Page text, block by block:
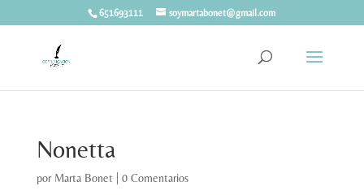
651693111 soymartabonet@gmail.com
Nonetta
por Marta Bonet 0 Comentarios